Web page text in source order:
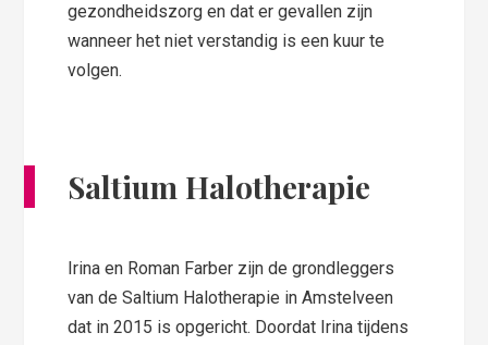
gezondheidszorg en dat er gevallen zijn
wanneer het niet verstandig is een kuur te
volgen.
Saltium Halotherapie
Irina en Roman Farber zijn de grondleggers
van de Saltium Halotherapie in Amstelveen
dat in 2015 is opgericht. Doordat Irina tijdens